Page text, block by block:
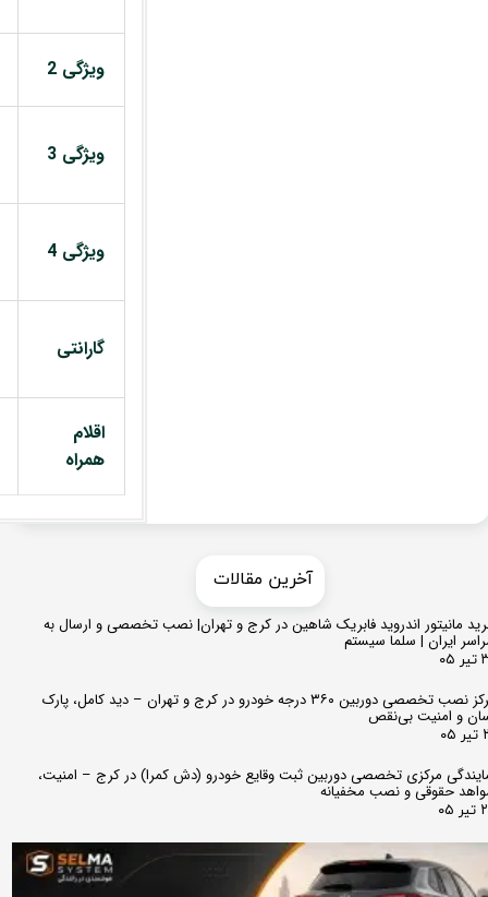
ویژگی 2
ویژگی 3
ویژگی 4
گارانتی
اقلام
همراه
مانیتور اندروید فابریک شاهین در کرج و تهران| نصب تخصصی و ارسال به
ایران | سلما سیستم
مرکز نصب تخصصی دوربین ۳۶۰ درجه خودرو در کرج و تهران – دید کامل، پارک
و امنیت بی‌نقص
مرکزی تخصصی دوربین ثبت وقایع خودرو (دش کمرا) در کرج – امنیت،
حقوقی و نصب مخفیانه
​​آخرین مقالات